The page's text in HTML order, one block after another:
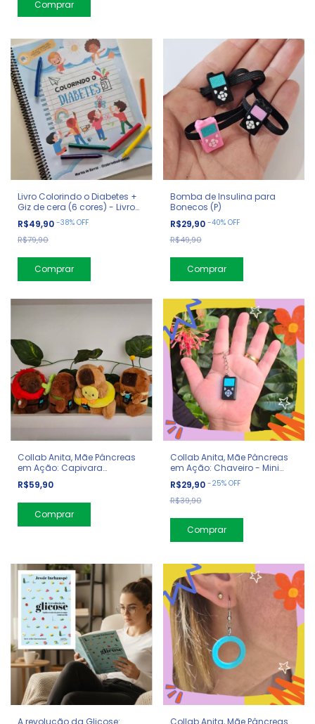
Livro Colorindo o Diabetes +
Giz de cera (6 cores) - Livro
Físico
R$49,90 -38% OFF
R$79,90
Comprar
Bomba de Insulina para
Bonecos (P)
R$29,90 -40% OFF
R$49,90
Comprar
Collab Anita, Mãe Pâncreas
em Ação: Capivara
Diabética
R$59,90
Comprar
Collab Anita, Mãe Pâncreas
em Ação: Chaveiro - Mini
Bomba
R$29,90 -25% OFF
R$39,90